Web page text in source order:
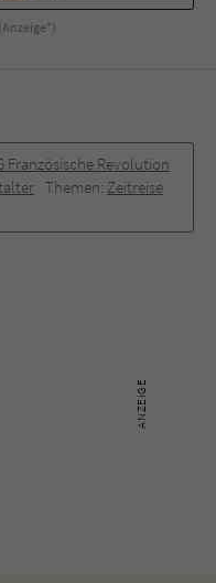
Französische Revolution
Themen: Zeitreise